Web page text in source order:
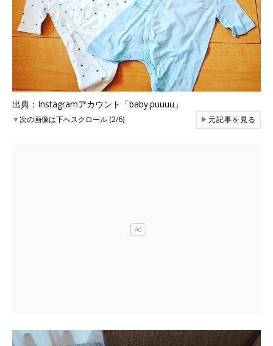
出典：Instagramアカウント「baby.puuuu」
▼次の画像は下へスクロール (2/6) ▶元記事を見る